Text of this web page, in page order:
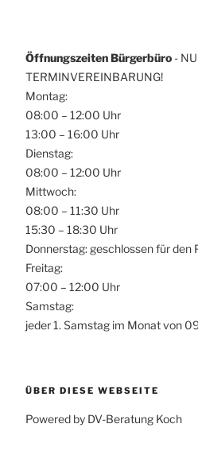
Öffnungszeiten Bürgerbüro -
TERMINVEREINBARUNG!
Montag:
08:00 – 12:00 Uhr
13:00 – 16:00 Uhr
Dienstag:
08:00 – 12:00 Uhr
Mittwoch:
08:00 – 11:30 Uhr
15:30 – 18:30 Uhr
Donnerstag: geschlossen für
Freitag:
07:00 – 12:00 Uhr
Samstag:
jeder 1. Samstag im Monat von
ÜBER DIESE WEBSEITE
Powered by DV-Beratung Koch